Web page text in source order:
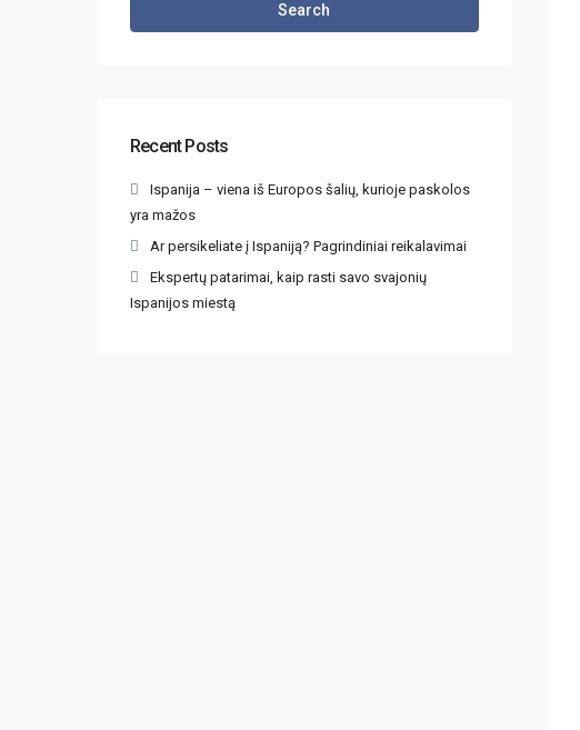
Search
Recent Posts
Ispanija – viena iš Europos šalių, kurioje paskolos
yra mažos
Ar persikeliate į Ispaniją? Pagrindiniai reikalavimai
Ekspertų patarimai, kaip rasti savo svajonių
Ispanijos miestą